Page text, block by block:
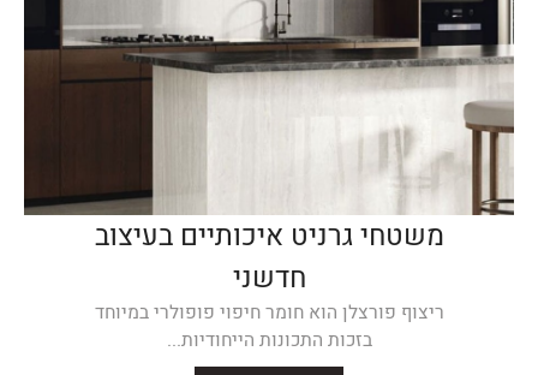
משטחי גרניט איכותיים בעיצוב
חדשני
ריצוף פורצלן הוא חומר חיפוי פופולרי במיוחד
בזכות התכונות הייחודיות...